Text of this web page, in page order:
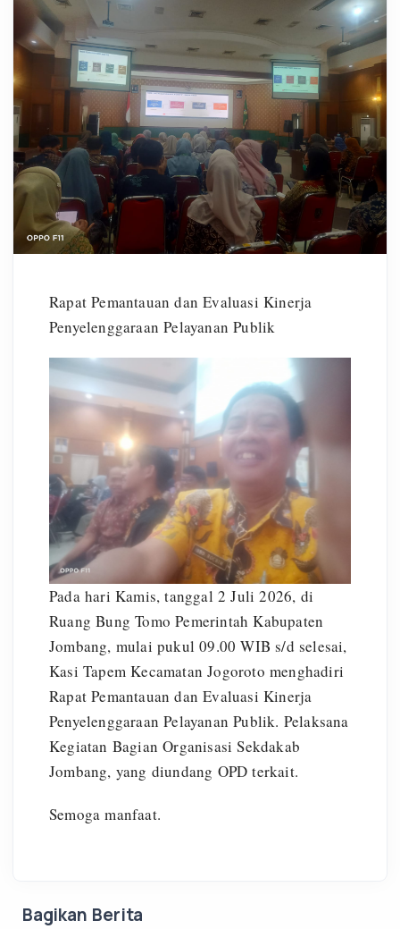
Rapat Pemantauan dan Evaluasi Kinerja
Penyelenggaraan Pelayanan Publik
Pada hari Kamis, tanggal 2 Juli 2026, di
Ruang Bung Tomo Pemerintah Kabupaten
Jombang, mulai pukul 09.00 WIB s/d selesai,
Kasi Tapem Kecamatan Jogoroto menghadiri
Rapat Pemantauan dan Evaluasi Kinerja
Penyelenggaraan Pelayanan Publik. Pelaksana
Kegiatan Bagian Organisasi Sekdakab
Jombang, yang diundang OPD terkait.
Semoga manfaat.
Bagikan Berita